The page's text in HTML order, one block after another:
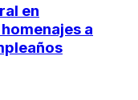
en
a